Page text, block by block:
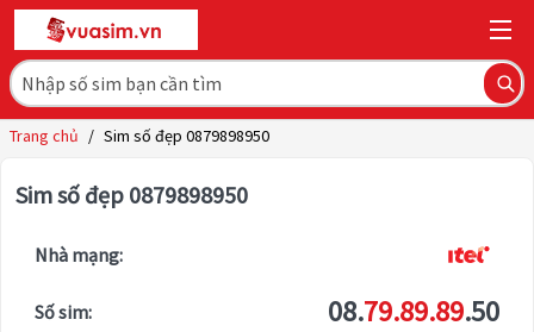
Trang chủ / Sim số đẹp 0879898950
Sim số đẹp 0879898950
Nhà mạng:
Số sim: 08.79.89.89.50